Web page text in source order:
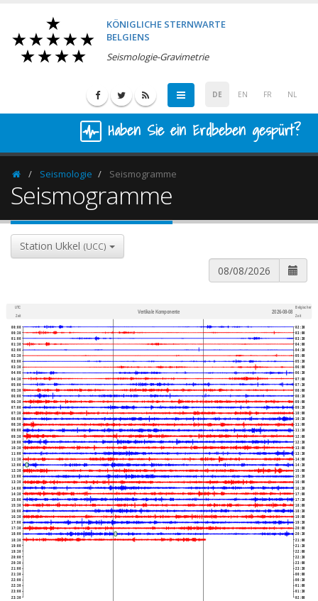
KÖNIGLICHE STERNWARTE
BELGIENS
Seismologie-Gravimetrie
DE EN FR NL
Haben Sie ein Erdbeben gespürt?
HomepageSeismologie Seismogramme
Seismogramme
Station Ukkel (UCC)
UTC
Zeit
Vertikale Komponente 2026-08-08
Belgischer
Zeit
00:00
00:30
01:00
01:30
02:00
02:30
03:00
03:30
04:00
04:30
05:00
05:30
06:00
06:30
07:00
07:30
08:00
08:30
09:00
09:30
10:00
10:30
11:00
11:30
12:00
12:30
13:00
13:30
14:00
14:30
15:00
15:30
16:00
16:30
17:00
17:30
18:00
18:30
19:00
19:30
20:00
20:30
21:00
21:30
22:00
22:30
23:00
23:30
02:30
03:00
03:30
04:00
04:30
05:00
05:30
06:00
06:30
07:00
07:30
08:00
08:30
09:00
09:30
10:00
10:30
11:00
11:30
12:00
12:30
13:00
13:30
14:00
14:30
15:00
15:30
16:00
16:30
17:00
17:30
18:00
18:30
19:00
19:30
20:00
20:30
21:00
21:30
22:00
22:30
23:00
23:30
00:00
00:30
01:00
01:30
02:00